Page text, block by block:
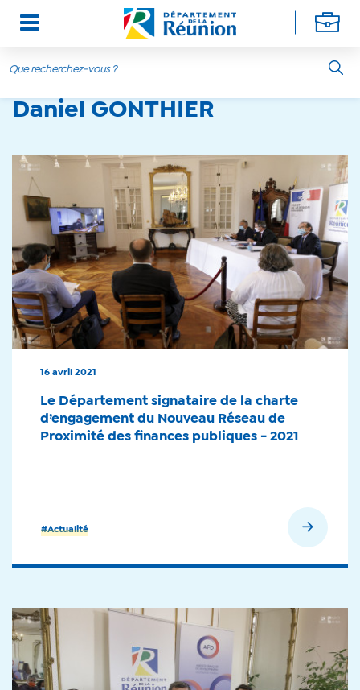
Aller au contenu principal
Daniel GONTHIER
#Actualité
16 avril 2021
Le Département signataire de la charte
d’engagement du Nouveau Réseau de
Proximité des finances publiques - 2021